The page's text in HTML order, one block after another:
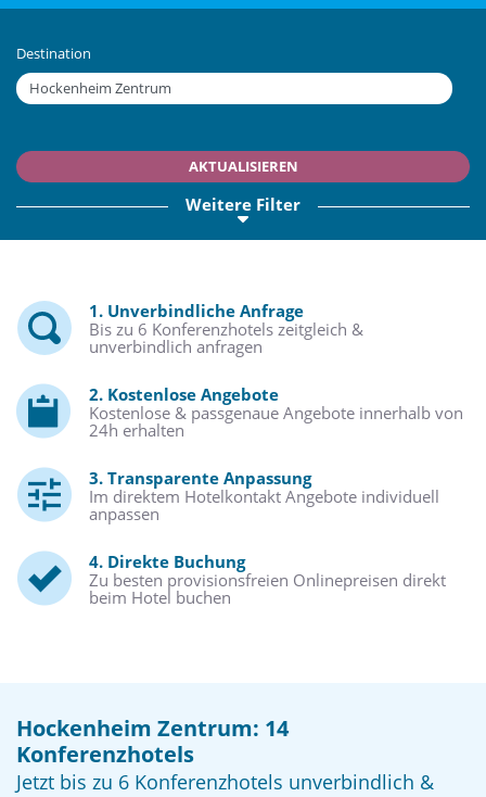
Destination
AKTUALISIEREN
Weitere Filter
1. Unverbindliche Anfrage
Bis zu 6 Konferenzhotels zeitgleich &
unverbindlich anfragen
2. Kostenlose Angebote
Kostenlose & passgenaue Angebote innerhalb von
24h erhalten
3. Transparente Anpassung
Im direktem Hotelkontakt Angebote individuell
anpassen
4. Direkte Buchung
Zu besten provisionsfreien Onlinepreisen direkt
beim Hotel buchen
Hockenheim Zentrum: 14
Konferenzhotels
Jetzt bis zu 6 Konferenzhotels unverbindlich &